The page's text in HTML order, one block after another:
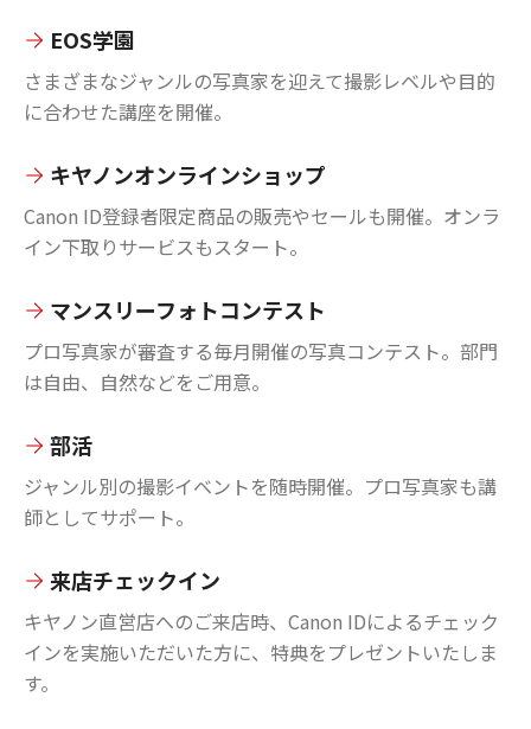
EOS学園
さまざまなジャンルの写真家を迎えて撮影レベルや目的
に合わせた講座を開催。
キヤノンオンラインショップ
Canon ID登録者限定商品の販売やセールも開催。オンラ
イン下取りサービスもスタート。
マンスリーフォトコンテスト
プロ写真家が審査する毎月開催の写真コンテスト。部門
は自由、自然などをご用意。
部活
ジャンル別の撮影イベントを随時開催。プロ写真家も講
師としてサポート。
来店チェックイン
キヤノン直営店へのご来店時、Canon IDによるチェック
インを実施いただいた方に、特典をプレゼントいたしま
す。